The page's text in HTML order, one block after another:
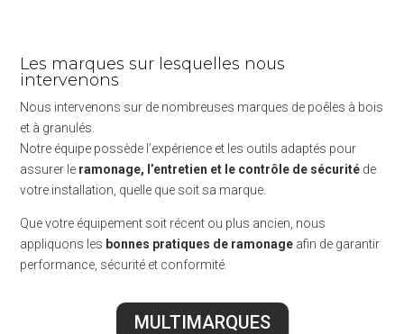
Les marques sur lesquelles nous
intervenons
Nous intervenons sur de nombreuses marques de poêles à bois
et à granulés.
Notre équipe possède l’expérience et les outils adaptés pour
assurer le ramonage, l’entretien et le contrôle de sécurité de
votre installation, quelle que soit sa marque.
Que votre équipement soit récent ou plus ancien, nous
appliquons les bonnes pratiques de ramonage afin de garantir
performance, sécurité et conformité.
MULTIMARQUES